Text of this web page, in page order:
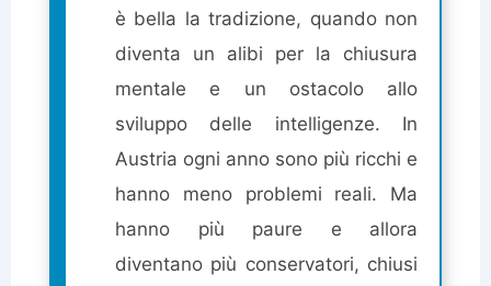
è bella la tradizione, quando non
diventa un alibi per la chiusura
mentale e un ostacolo allo
sviluppo delle intelligenze. In
Austria ogni anno sono più ricchi e
hanno meno problemi reali. Ma
hanno più paure e allora
diventano più conservatori, chiusi